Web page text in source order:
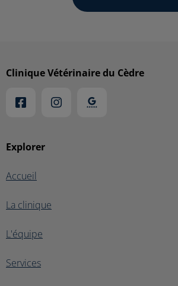
Explorer
Accueil
La clinique
L'équipe
Services
Clinique Vétérinaire du Cèdre